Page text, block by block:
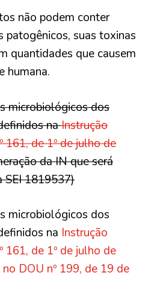
não podem conter
patogênicos, suas toxinas
quantidades que causem
humana.
microbiológicos dos
naInstrução
161, de 1º de julho de
da IN que será
SEI 1819537)
microbiológicos dos
na Instrução
161, de 1º de julho de
DOU nº 199, de 19 de